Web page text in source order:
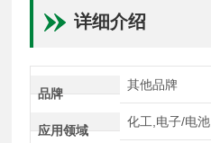
详细介绍
品牌
其他品牌
应用领域
化工,电子/电池